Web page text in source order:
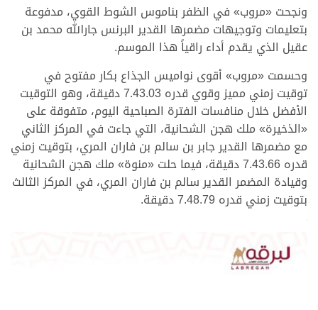
ونجحت «مروب» في الظفر بناموس الشوط القوي، مدفوعة
بتعليمات وتوجيهات مضمرها القدير البرنس جارالله محمد بن
عقيل الذي يقدم أداء راقياً هذا الموسم.
وحسمت «مروب» أقوى نواميس الجذاع بكار مفتوح في
توقيت زمني مميز وقوي قدره 7.43.03 دقيقة، وهو التوقيت
الأفضل خلال منافسات الفترة الصباحية اليوم، متفوقة على
«الذخيرة» ملك هجن الشحانية، التي جاءت في المركز الثاني
مع مضمرها القدير جابر بن سالم بن فاران المري، بتوقيت زمني
قدره 7.43.66 دقيقة، فيما حلت «منوة» ملك هجن الشحانية
وقيادة المضمر القدير سالم بن فاران المري، في المركز الثالث
بتوقيت زمني قدره 7.48.79 دقيقة.
>